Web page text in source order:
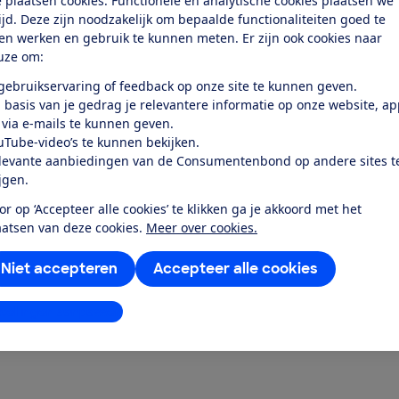
Deze zijn noodzakelijk om bepaalde functionaliteiten goed te
werken en gebruik te kunnen meten. Er zijn ook cookies naar
om:
of feedback op onze site te kunnen geven.
basis van je gedrag je relevantere informatie op onze website,
e-mails te kunnen geven.
video’s te kunnen bekijken.
aanbiedingen van de Consumentenbond op andere sites
op ‘Accepteer alle cookies’ te klikken ga je akkoord met het
van deze cookies. Meer over cookies.
Accepteer alle cookies
Niet accepteren
aanpassen
test
Bekijk test
€ 3.425,-
& type
Line Plus Smart
uitrusting
| Zeer brede banden | Met
Riemaandrijving | Zeer brede
Met app
alle geteste producten